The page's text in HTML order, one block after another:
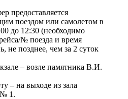
предоставляется
поездом или самолетом в
до 12:30 (необходимо
№ поезда и время
не позднее, чем за 2 суток
– возле памятника В.И.
– на выходе из зала
№ 1.